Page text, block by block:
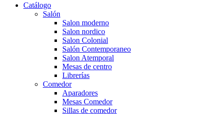
Catálogo
Salón
Salon moderno
Salon nordico
Salon Colonial
Salón Contemporaneo
Salon Atemporal
Mesas de centro
Librerías
Comedor
Aparadores
Mesas Comedor
Sillas de comedor